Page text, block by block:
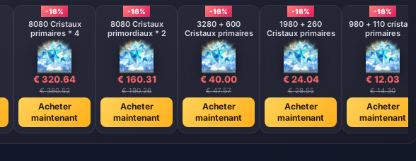
-16%
8080 Cristaux
primaires * 4
€ 320.64
€ 380.52
Acheter
maintenant
-16%
8080 Cristaux
primordiaux * 2
€ 160.31
€ 190.26
Acheter
maintenant
-16%
3280 + 600
Cristaux primaires
€ 40.00
€ 47.57
Acheter
maintenant
-16%
1980 + 260
Cristaux primaires
€ 24.04
€ 28.55
Acheter
maintenant
-16%
980 + 110 cristaux
primaires
€ 12.03
€ 14.30
Acheter
maintenant